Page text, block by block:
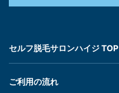
セルフ脱毛サロンハイジ TOP
ご利用の流れ